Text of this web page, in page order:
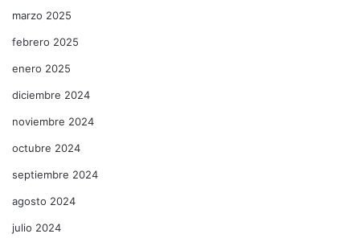
marzo 2025
febrero 2025
enero 2025
diciembre 2024
noviembre 2024
octubre 2024
septiembre 2024
agosto 2024
julio 2024